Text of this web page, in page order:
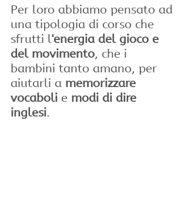
Per loro abbiamo pensato ad
una tipologia di corso che
sfrutti l'energia del gioco e
del movimento, che i
bambini tanto amano, per
aiutarli a memorizzare
vocaboli e modi di dire
inglesi.